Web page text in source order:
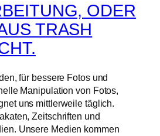
ODER
TRASH
für bessere Fotos und
Manipulation von Fotos,
uns mittlerweile täglich.
Zeitschriften und
Unsere Medien kommen